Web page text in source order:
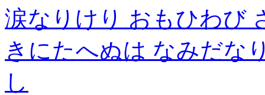
涙なりけり おもひわび
きにたへぬは なみだな
し